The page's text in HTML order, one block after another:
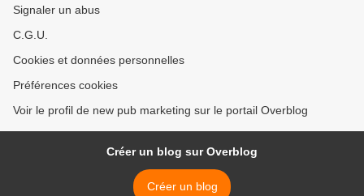
Signaler un abus
C.G.U.
Cookies et données personnelles
Préférences cookies
Voir le profil de new pub marketing sur le portail Overblog
Créer un blog sur Overblog
Créer un blog